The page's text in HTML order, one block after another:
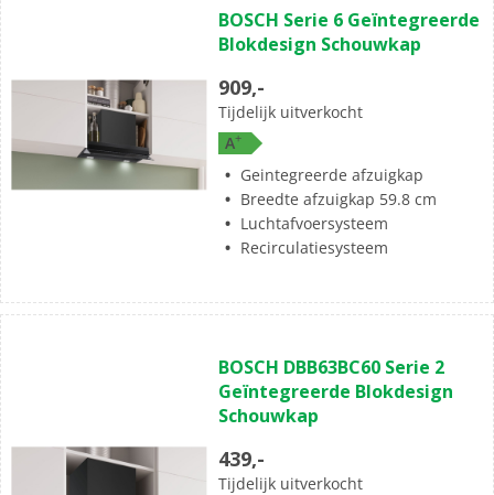
BOSCH Serie 6 Geïntegreerde
Blokdesign Schouwkap
909,-
Tijdelijk uitverkocht
A+
Geintegreerde afzuigkap
Breedte afzuigkap 59.8 cm
Luchtafvoersysteem
Recirculatiesysteem
BOSCH DBB63BC60 Serie 2
Geïntegreerde Blokdesign
Schouwkap
439,-
Tijdelijk uitverkocht